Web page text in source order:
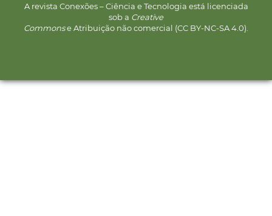
A revista Conexões – Ciência e Tecnologia está licenciada
sob a Creative
Commonse Atribuição não comercial (CC BY-NC-SA 4.0).